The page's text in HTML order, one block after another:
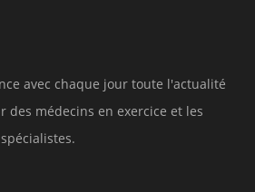
avec chaque jour toute l'actualité
des médecins en exercice et les